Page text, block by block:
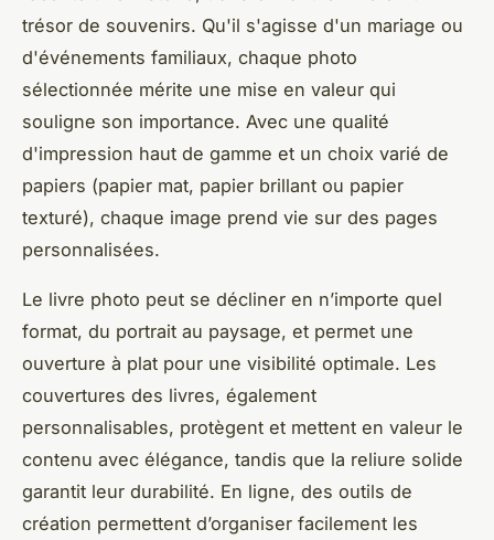
trésor de souvenirs. Qu'il s'agisse d'un mariage ou
d'événements familiaux, chaque photo
sélectionnée mérite une mise en valeur qui
souligne son importance. Avec une qualité
d'impression haut de gamme et un choix varié de
papiers (papier mat, papier brillant ou papier
texturé), chaque image prend vie sur des pages
personnalisées.
Le livre photo peut se décliner en n’importe quel
format, du portrait au paysage, et permet une
ouverture à plat pour une visibilité optimale. Les
couvertures des livres, également
personnalisables, protègent et mettent en valeur le
contenu avec élégance, tandis que la reliure solide
garantit leur durabilité. En ligne, des outils de
création permettent d’organiser facilement les